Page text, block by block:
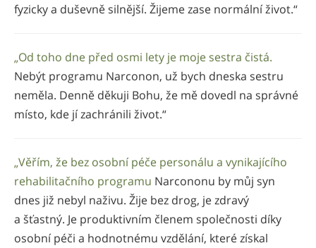
fyzicky a duševně silnější. Žijeme zase normální život.“
„Od toho dne před osmi lety je moje sestra čistá.
Nebýt programu Narconon, už bych dneska sestru
neměla. Denně děkuji Bohu, že mě dovedl na správné
místo, kde jí zachránili život.“
„Věřím, že bez osobní péče personálu a vynikajícího
rehabilitačního programu Narcononu by můj syn
dnes již nebyl naživu. Žije bez drog, je zdravý
a šťastný. Je produktivním členem společnosti díky
osobní péči a hodnotnému vzdělání, které získal